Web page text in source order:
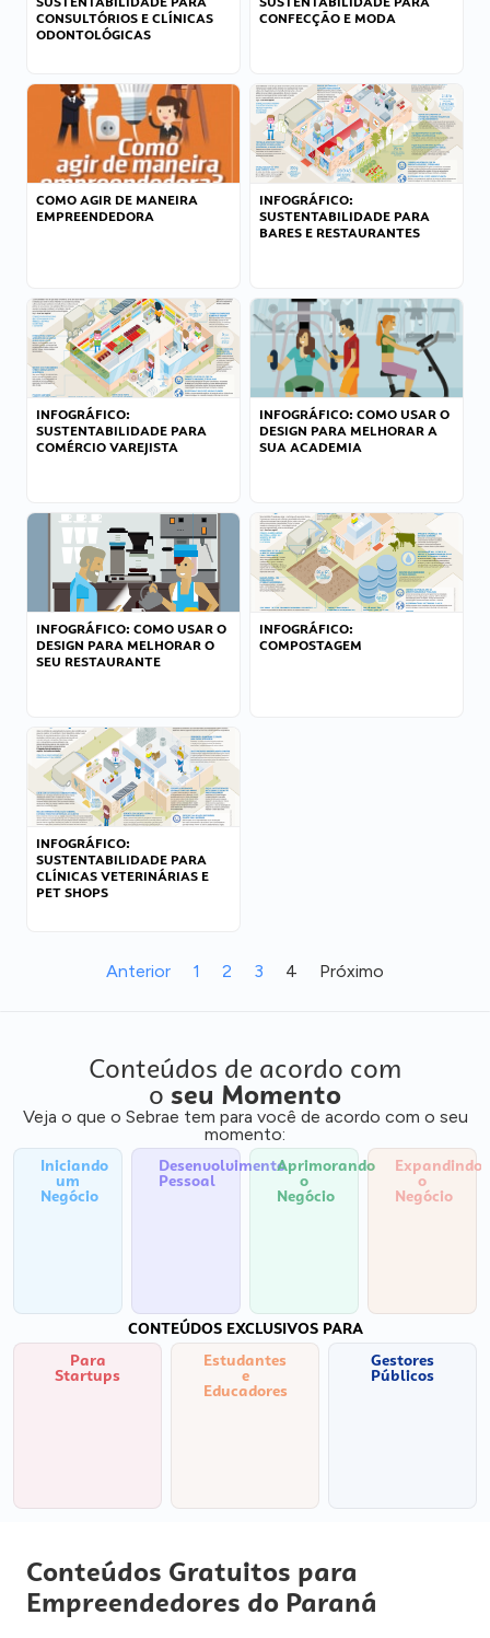
CONSULTÓRIOS E CLÍNICAS
ODONTOLÓGICAS
CONFECÇÃO E MODA
COMO AGIR DE MANEIRA
EMPREENDEDORA
INFOGRÁFICO:
SUSTENTABILIDADE PARA
BARES E RESTAURANTES
INFOGRÁFICO:
SUSTENTABILIDADE PARA
COMÉRCIO VAREJISTA
INFOGRÁFICO: COMO USAR O
DESIGN PARA MELHORAR A
SUA ACADEMIA
INFOGRÁFICO: COMO USAR O
DESIGN PARA MELHORAR O
SEU RESTAURANTE
INFOGRÁFICO:
COMPOSTAGEM
INFOGRÁFICO:
SUSTENTABILIDADE PARA
CLÍNICAS VETERINÁRIAS E
PET SHOPS
Anterior 1 2 3 4 Próximo
Conteúdos de acordo com
o seu Momento
Veja o que o Sebrae tem para você de acordo com o seu
momento:
Iniciando
um
Negócio
Desenvolvimento
Pessoal
Aprimorando
o
Negócio
Expandindo
o
Negócio
CONTEÚDOS EXCLUSIVOS PARA
Para
Startups
Estudantes
e
Educadores
Gestores
Públicos
Conteúdos Gratuitos para
Empreendedores do Paraná